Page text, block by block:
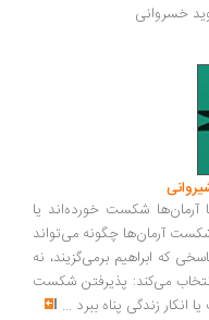
شکست خورده‌اند یا
چگونه می‌تواند
برمی‌گزیند، نه
پذیرفتن شکست
زندگی پناه ببرد...